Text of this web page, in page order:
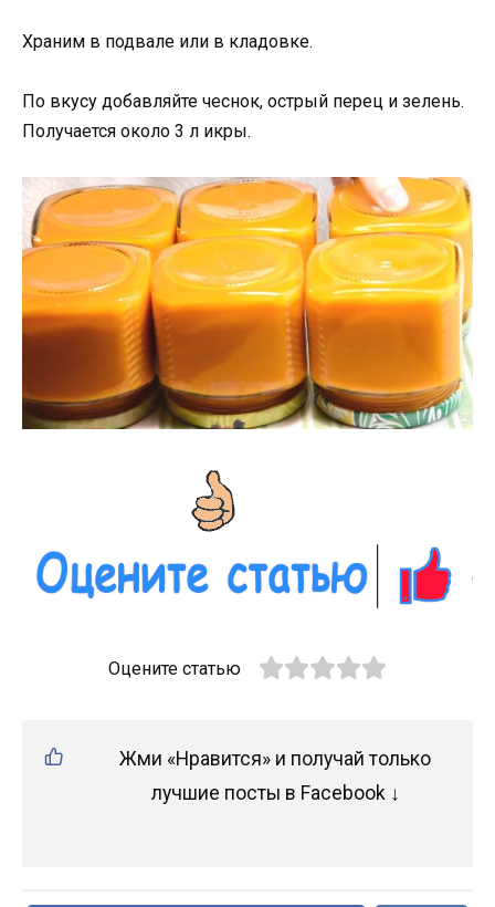
Храним в подвале или в кладовке.
По вкусу добавляйте чеснок, острый перец и зелень.
Получается около 3 л икры.
Оцените статью
Жми «Нравится» и получай только
лучшие посты в Facebook ↓